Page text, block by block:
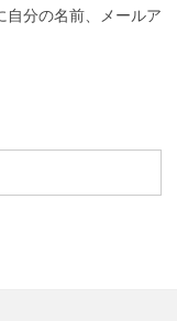
自分の名前、メールア